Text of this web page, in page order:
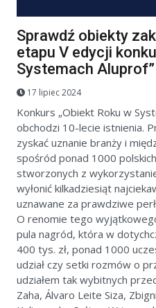
Sprawdź obiekty
etapu V edycji
Systemach
17 lipiec 2024
Konkurs „Obiekt Roku w
obchodzi 10-lecie istnienia.
zyskać uznanie branży i
spośród ponad 1000
stworzonych z
wyłonić kilkadziesiąt
uznawane za prawdziwe
O renomie tego
pula nagród, która w
400 tys. zł, ponad 1000
udział czy setki rozmów o
udziałem tak wybitnych
Zaha, Álvaro Leite Siza,